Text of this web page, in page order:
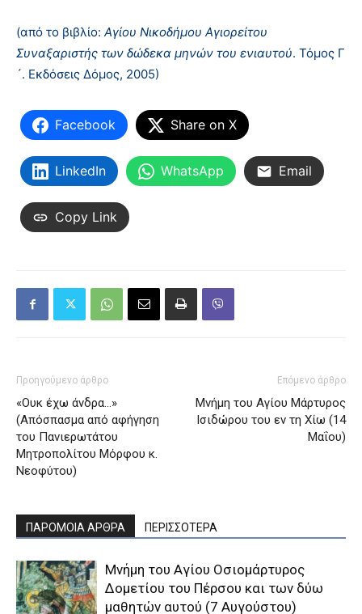
(από το βιβλίο: Αγίου Νικοδήμου Αγιορείτου
Συναξαριστής των δώδεκα μηνών του ενιαυτού. Τόμος Γ
´. Εκδόσεις Δόμος, 2005)
Facebook Share on X
LinkedIn WhatsApp Email
Copy Link
Προηγούμενο άρθρο
«Ουκ έχω άvδρα…»
(Απόσπασμα από αφήγηση
του Πανιερωτάτου
Μητροπολίτου Μόρφου κ.
Νεοφύτου)
Επόμενο άρθρο
Μνήμη του Aγίου Mάρτυρος
Iσιδώρου του εν τη Xίω (14
Μαΐου)
ΠΑΡΟΜΟΙΑ ΑΡΘΡΑ ΠΕΡΙΣΣΟΤΕΡΑ
Μνήμη του Aγίου Oσιομάρτυρος
Δομετίου του Πέρσου και των δύω
μαθητών αυτού (7 Αυγούστου)